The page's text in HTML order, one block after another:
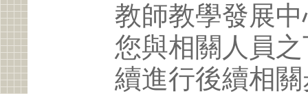
教師教學發展
您與相關人員
續進行後續相